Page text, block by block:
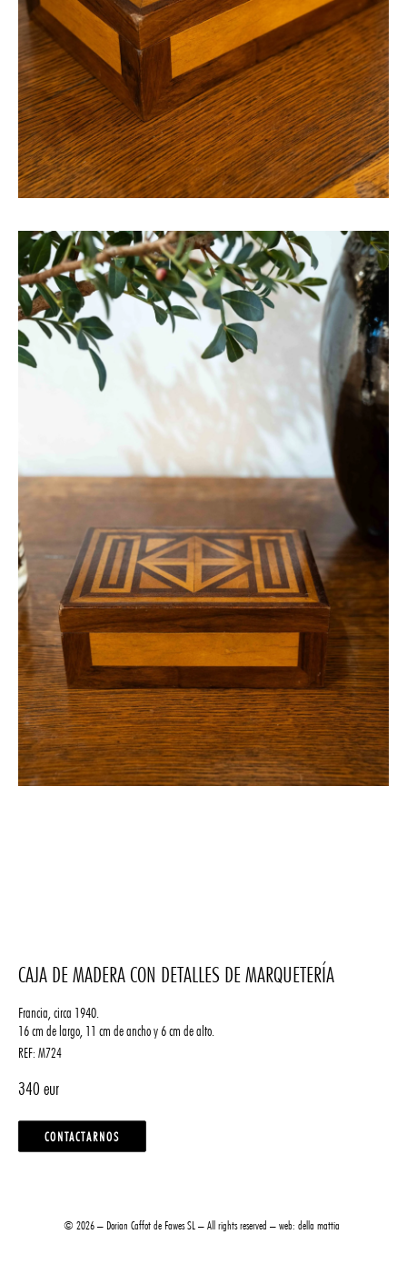
CAJA DE MADERA CON DETALLES DE MARQUETERÍA
Francia, circa 1940.
16 cm de largo, 11 cm de ancho y 6 cm de alto.
REF: M724
340
CONTACTARNOS
© 2026 – Dorian Caffot de Fawes SL – All rights reserved – web: della mattia